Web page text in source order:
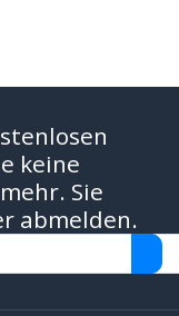
keine
Sie
abmelden.